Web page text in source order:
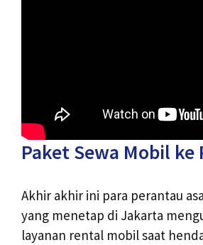
Paket Sewa Mobil ke
Akhir akhir ini para perantau
yang menetap di Jakarta
layanan rental mobil saat